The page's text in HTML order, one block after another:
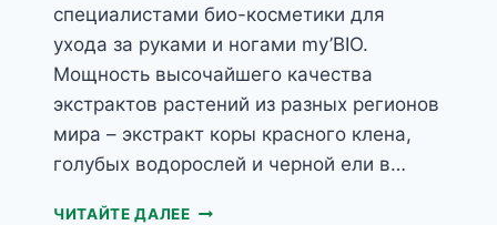
специалистами био-косметики для
ухода за руками и ногами my’BIO.
Мощность высочайшего качества
экстрактов растений из разных регионов
мира – экстракт коры красного клена,
голубых водорослей и черной ели в…
ЧИТАЙТЕ ДАЛЕЕMY’BIO